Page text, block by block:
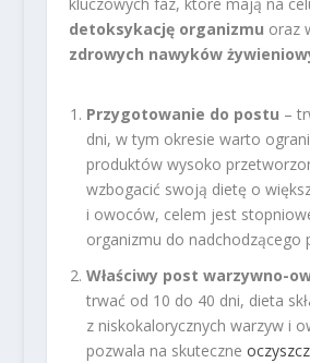
detoksykację organizmu oraz
zdrowych nawyków
Przygotowanie do postu –
dni, w tym okresie warto
produktów wysoko
wzbogacić swoją dietę o
i owoców, celem jest
organizmu do nadchodzącego
Właściwy post warzywno-
trwać od 10 do 40 dni, dieta
z niskokalorycznych warzyw i
pozwala na skuteczne